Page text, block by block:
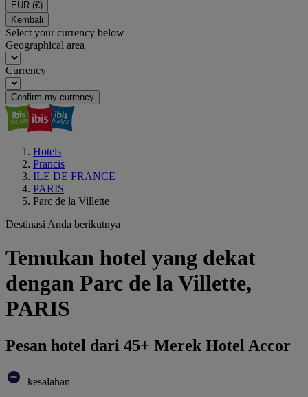
EUR (€)
Kembali
Select your currency below
Geographical area
Currency
Confirm my currency
Hotels
Prancis
ILE DE FRANCE
PARIS
Parc de la Villette
Destinasi Anda berikutnya
Temukan hotel yang dekat
dengan Parc de la Villette,
PARIS
Pesan hotel dari 45+ Merek Hotel Accor
kesalahan